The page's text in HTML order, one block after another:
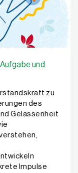
und
zu
des
Gelassenheit
Impulse